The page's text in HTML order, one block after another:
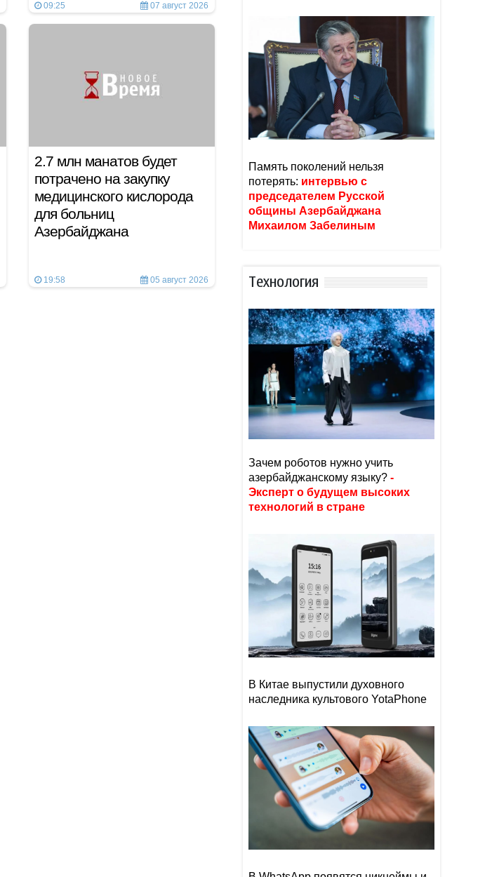
09:25 07 август 2026
2.7 млн манатов будет
потрачено на закупку
медицинского кислорода
для больниц
Азербайджана
19:58 05 август 2026
Память поколений нельзя
потерять: интервью с
председателем Русской
общины Азербайджана
Михаилом Забелиным
Тexнoлoгия
Зачем роботов нужно учить
азербайджанскому языку? -
Эксперт о будущем высоких
технологий в стране
В Китае выпустили духовного
наследника культового YotaPhone